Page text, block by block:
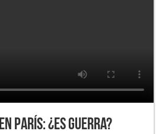
París: ¿es guerra?